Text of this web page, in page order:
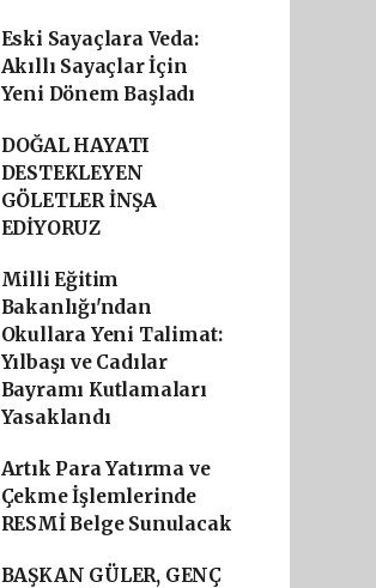
Eski Sayaçlara Veda:
Akıllı Sayaçlar İçin
Yeni Dönem Başladı
DOĞAL HAYATI
DESTEKLEYEN
GÖLETLER İNŞA
EDİYORUZ
Milli Eğitim
Bakanlığı'ndan
Okullara Yeni Talimat:
Yılbaşı ve Cadılar
Bayramı Kutlamaları
Yasaklandı
Artık Para Yatırma ve
Çekme İşlemlerinde
RESMİ Belge Sunulacak
BAŞKAN GÜLER, GENÇ